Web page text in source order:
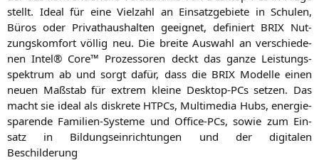
stellt. Ide­al für eine Viel­zahl an Ein­satz­ge­bie­te in Schu­len,
Büros oder Pri­vat­haus­hal­ten geeig­net, defi­niert BRIX Nut­
zungs­kom­fort völ­lig neu. Die brei­te Aus­wahl an ver­schie­de­
nen Intel® Core™ Pro­zes­so­ren deckt das gan­ze Leis­tungs­
spek­trum ab und sorgt dafür, dass die BRIXModel­le einen
neu­en Maß­stab für extrem klei­ne Desk­top-PCs set­zen. Das
macht sie ide­al als dis­kre­te HTPCs, Mul­ti­me­dia Hubs, ener­gie­
spa­ren­de Fami­li­en-Sys­te­me und Office-PCs, sowie zum Ein­
satz in Bil­dungs­ein­rich­tun­gen und der digi­ta­len
Beschilderung